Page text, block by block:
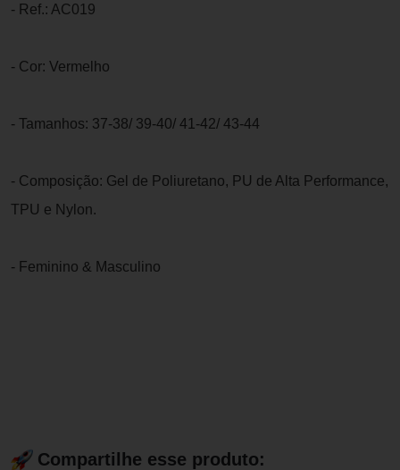
- Ref.: AC019
- Cor: Vermelho
- Tamanhos: 37-38/ 39-40/ 41-42/ 43-44
- Composição: Gel de Poliuretano, PU de Alta Performance,
TPU e Nylon.
- Feminino & Masculino
Compartilhe esse produto: